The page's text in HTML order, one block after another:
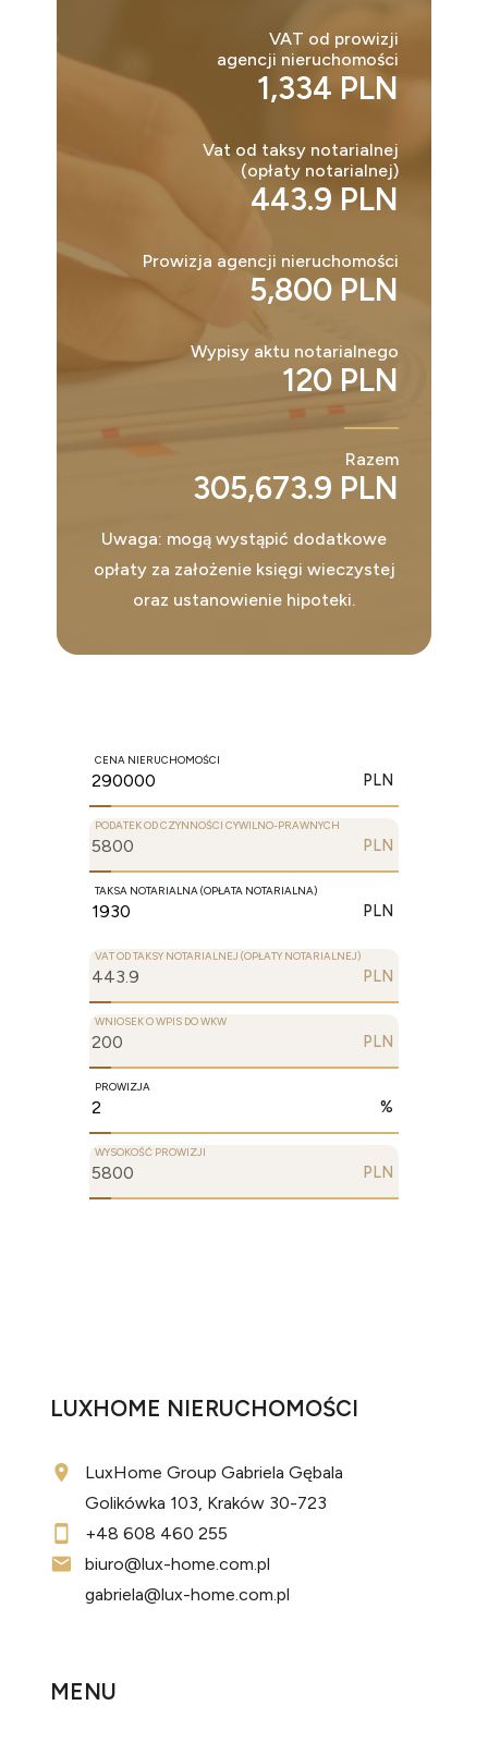
VAT od prowizji
agencji nieruchomości
1,334 PLN
Vat od taksy notarialnej
(opłaty notarialnej)
443.9 PLN
Prowizja agencji nieruchomości
5,800 PLN
Wypisy aktu notarialnego
120 PLN
Razem
305,673.9 PLN
Uwaga: mogą wystąpić dodatkowe
opłaty za założenie księgi wieczystej
oraz ustanowienie hipoteki.
CENA NIERUCHOMOŚCI
PLN
PODATEK OD CZYNNOŚCI CYWILNO-PRAWNYCH
PLN
TAKSA NOTARIALNA (OPŁATA NOTARIALNA)
PLN
VAT OD TAKSY NOTARIALNEJ (OPŁATY NOTARIALNEJ)
PLN
WNIOSEK O WPIS DO WKW
PLN
PROWIZJA
%
WYSOKOŚĆ PROWIZJI
PLN
LUXHOME NIERUCHOMOŚCI
LuxHome Group Gabriela Gębala
Golikówka 103, Kraków 30-723
+48 608 460 255
biuro@lux-home.com.pl
gabriela@lux-home.com.pl
MENU